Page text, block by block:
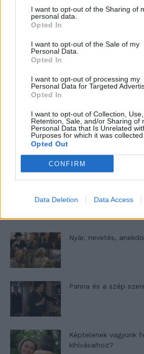
I want to opt-out of the Sharing of
personal data.
Opted In
I want to opt-out of the Sale of my
Personal Data.
Opted In
I want to opt-out of processing my
Personal Data for Targeted
Opted In
I want to opt-out of Collection, Use,
Retention, Sale, and/or Sharing of
Personal Data that Is Unrelated
Purposes for which it was collected.
Opted Out
CONFIRM
Data Deletion Data Access
nőknek, amikor
A legidegesítőbb
gyűjteménye
Elyna Robbs: Adéle
Woody Allen
Nyár, nevetés,
Panna és a szép
Képtelenek vagyunk
kihívásaihoz?